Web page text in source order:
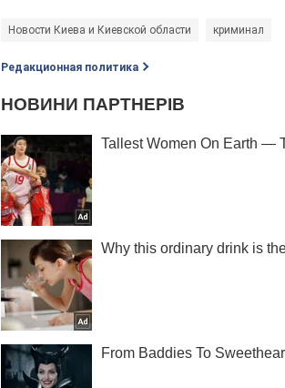
Новости Киева и Киевской области криминал
Редакционная политика